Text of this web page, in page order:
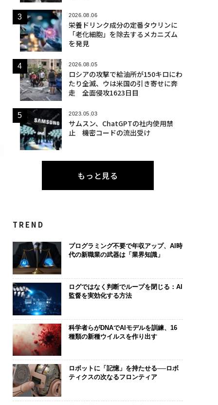
2026.08.06
栄養ドリンク成分の定番タウリンに
「老化細胞」を除去するメカニズム
を発見
2026.08.05
ロシアの攻撃で給油所が150キロにわ
たり全滅、ウは米国の引き寄せに奔
走 全面侵攻1623日目
2023.05.03
サムスン、ChatGPTの社内使用禁
止 機密コードの流出受け
もっと見る
TREND
プログラミング不要で年収アップ、AI時
代の新職業の武器は「業界知識」
ログではなく判断でループを閉じる：AI
監督を実効化する方法
科学者らがDNAでAIモデルを訓練、16
種類の新種ウイルスを作り出す
ロボットに「記憶」を持たせる──ロボ
ティクスの次なるフロンティア